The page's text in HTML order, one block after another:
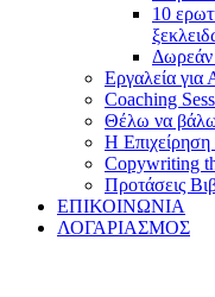
10
Δωρεάν
Εργαλεία για
Coaching
Θέλω να
Η
Copywriting
Προτάσεις
ΕΠΙΚΟΙΝΩΝΙΑ
ΛΟΓΑΡΙΑΣΜΟΣ